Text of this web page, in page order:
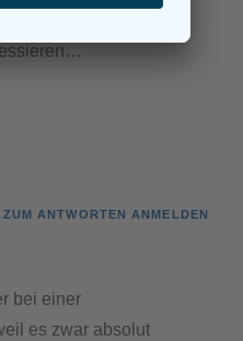
ZUM ANTWORTEN ANMELDEN
bei einer
es zwar absolut